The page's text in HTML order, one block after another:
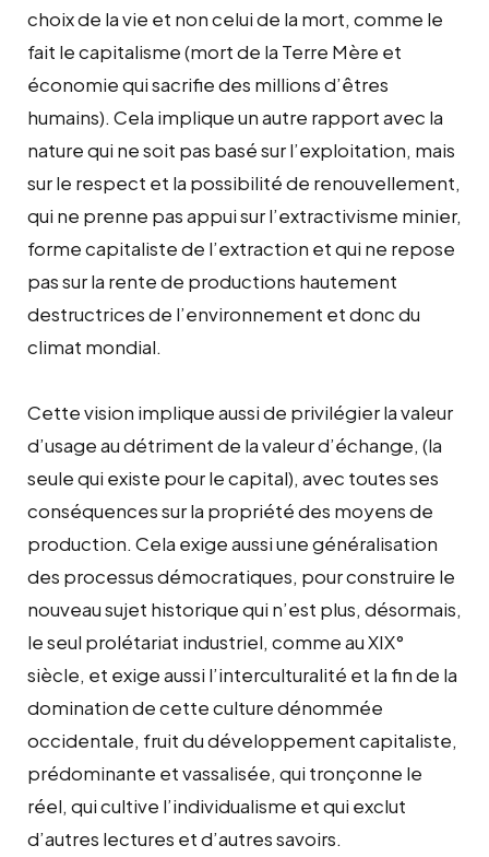
choix de la vie et non celui de la mort, comme le
fait le capitalisme (mort de la Terre Mère et
économie qui sacrifie des millions d’êtres
humains). Cela implique un autre rapport avec la
nature qui ne soit pas basé sur l’exploitation, mais
sur le respect et la possibilité de renouvellement,
qui ne prenne pas appui sur l’extractivisme minier,
forme capitaliste de l’extraction et qui ne repose
pas sur la rente de productions hautement
destructrices de l’environnement et donc du
climat mondial.
Cette vision implique aussi de privilégier la valeur
d’usage au détriment de la valeur d’échange, (la
seule qui existe pour le capital), avec toutes ses
conséquences sur la propriété des moyens de
production. Cela exige aussi une généralisation
des processus démocratiques, pour construire le
nouveau sujet historique qui n’est plus, désormais,
le seul prolétariat industriel, comme au XIX°
siècle, et exige aussi l’interculturalité et la fin de la
domination de cette culture dénommée
occidentale, fruit du développement capitaliste,
prédominante et vassalisée, qui tronçonne le
réel, qui cultive l’individualisme et qui exclut
d’autres lectures et d’autres savoirs.